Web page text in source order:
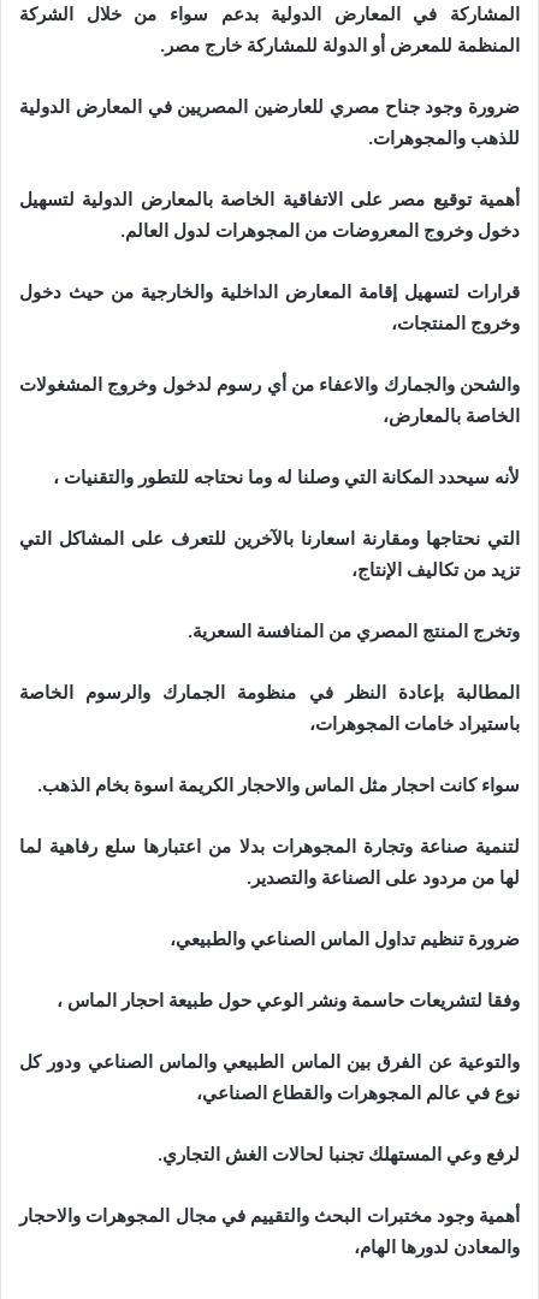
المشاركة في المعارض الدولية بدعم سواء من خلال الشركة
المنظمة للمعرض أو الدولة للمشاركة خارج مصر.
ضرورة وجود جناح مصري للعارضين المصريين في المعارض الدولية
للذهب والمجوهرات.
أهمية توقيع مصر على الاتفاقية الخاصة بالمعارض الدولية لتسهيل
دخول وخروج المعروضات من المجوهرات لدول العالم.
قرارات لتسهيل إقامة المعارض الداخلية والخارجية من حيث دخول
وخروج المنتجات،
والشحن والجمارك والاعفاء من أي رسوم لدخول وخروج المشغولات
الخاصة بالمعارض،
لأنه سيحدد المكانة التي وصلنا له وما نحتاجه للتطور والتقنيات ،
التي نحتاجها ومقارنة اسعارنا بالآخرين للتعرف على المشاكل التي
تزيد من تكاليف الإنتاج،
وتخرج المنتج المصري من المنافسة السعرية.
المطالبة بإعادة النظر في منظومة الجمارك والرسوم الخاصة
باستيراد خامات المجوهرات،
سواء كانت احجار مثل الماس والاحجار الكريمة اسوة بخام الذهب.
لتنمية صناعة وتجارة المجوهرات بدلا من اعتبارها سلع رفاهية لما
لها من مردود على الصناعة والتصدير.
ضرورة تنظيم تداول الماس الصناعي والطبيعي،
وفقا لتشريعات حاسمة ونشر الوعي حول طبيعة احجار الماس ،
والتوعية عن الفرق بين الماس الطبيعي والماس الصناعي ودور كل
نوع في عالم المجوهرات والقطاع الصناعي،
لرفع وعي المستهلك تجنبا لحالات الغش التجاري.
أهمية وجود مختبرات البحث والتقييم في مجال المجوهرات والاحجار
والمعادن لدورها الهام،